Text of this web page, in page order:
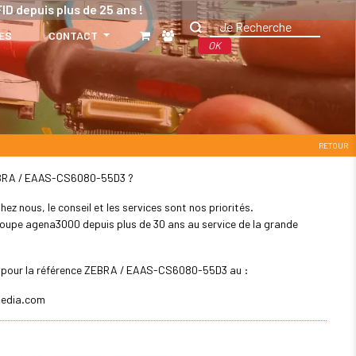
depuis plus de 25 ans !
CONTACT
OK
RETOUR
/ EAAS-CS6080-55D3 ?
nous, le conseil et les services sont nos priorités.
agena3000 depuis plus de 30 ans au service de la grande
la référence ZEBRA / EAAS-CS6080-55D3 au :